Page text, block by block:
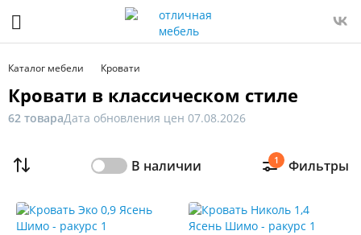
Каталог мебели Кровати
Кровати в классическом стиле
62 товараДата обновления цен 07.08.2026
В наличии Фильтры
1
Фильтр
Только
наличии
От